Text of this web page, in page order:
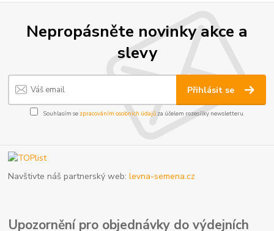
Nepropásněte novinky akce a
slevy
Přihlásit se
Souhlasím se zpracováním osobních údajůza účelem rozesílky newsletteru.
Navštivte náš partnerský web:levna-semena.cz
Upozornění pro objednávky do výdejních